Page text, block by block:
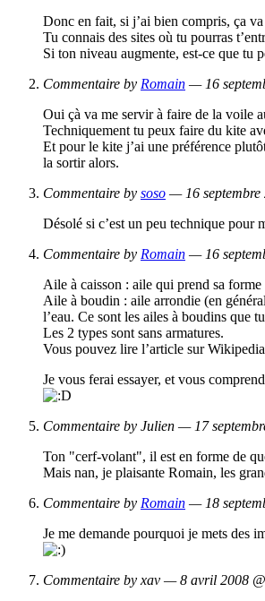
Donc en fait, si j’ai bien compris, ça
Tu connais des sites où tu pourras
Si ton niveau augmente, est-ce que tu
Commentaire by Romain — 16
Oui çà va me servir à faire de la voile
Techniquement tu peux faire du kite
Et pour le kite j’ai une préférence
la sortir alors.
Commentaire by soso — 16 septembre
Désolé si c’est un peu technique pour
Commentaire by Romain — 16
Aile à caisson : aile qui prend sa
Aile à boudin : aile arrondie (en
l’eau. Ce sont les ailes à boudins que
Les 2 types sont sans armatures.
Vous pouvez lire l’article sur
Je vous ferai essayer, et vous
Commentaire by Julien — 17
Ton "cerf-volant", il est en forme de
Mais nan, je plaisante Romain, les
Commentaire by Romain — 18
Je me demande pourquoi je mets des
Commentaire by xav — 8 avril 2008 @